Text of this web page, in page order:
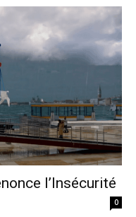
l’Insécurité
0